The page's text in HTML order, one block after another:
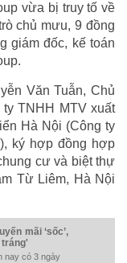
vừa bị truy tố về
chủ mưu, 9 đồng
giám đốc, kế toán
Văn Tuẫn, Chủ
TNHH MTV xuất
Hà Nội (Công ty
ký hợp đồng hợp
cư và biệt thự
Từ Liêm, Hà Nội
mãi ‘sốc’,
tráng'
nay có 3 ngày